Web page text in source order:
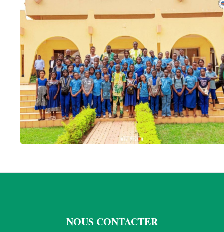
NOUS CONTACTER